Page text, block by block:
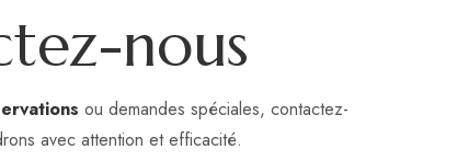
nous
ou demandes spéciales, contactez-
avec attention et efficacité.